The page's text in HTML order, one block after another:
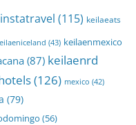
instatravel (115) keilaeats
(43) keilaenmexico
(87) keilaenrd
(126) mexico (42)
(79)
(56)